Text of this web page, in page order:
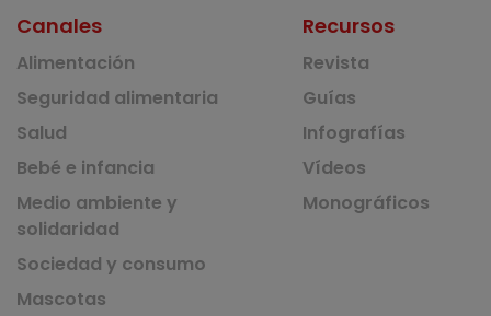
Canales
Alimentación
Seguridad alimentaria
Salud
Bebé e infancia
Medio ambiente y
solidaridad
Sociedad y consumo
Mascotas
Recursos
Revista
Guías
Infografías
Vídeos
Monográficos